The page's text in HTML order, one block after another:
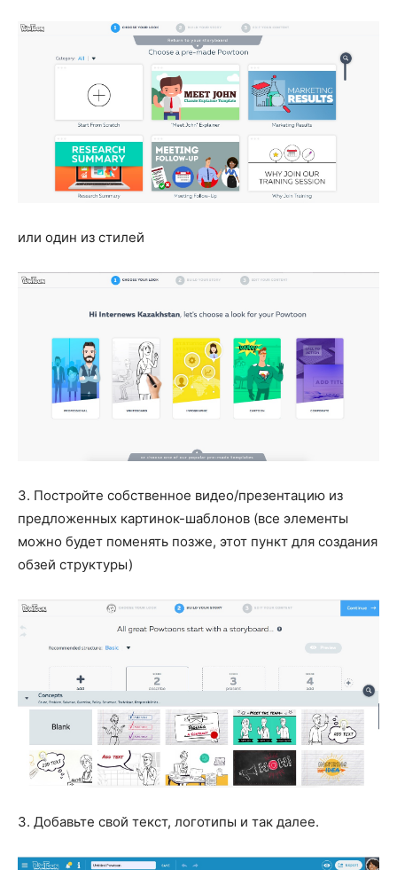
или один из стилей
3. Постройте собственное видео/презентацию из
предложенных картинок-шаблонов (все элементы
можно будет поменять позже, этот пункт для создания
обзей структуры)
3. Добавьте свой текст, логотипы и так далее.